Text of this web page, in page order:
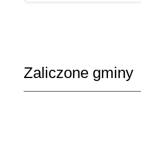
Zaliczone gminy